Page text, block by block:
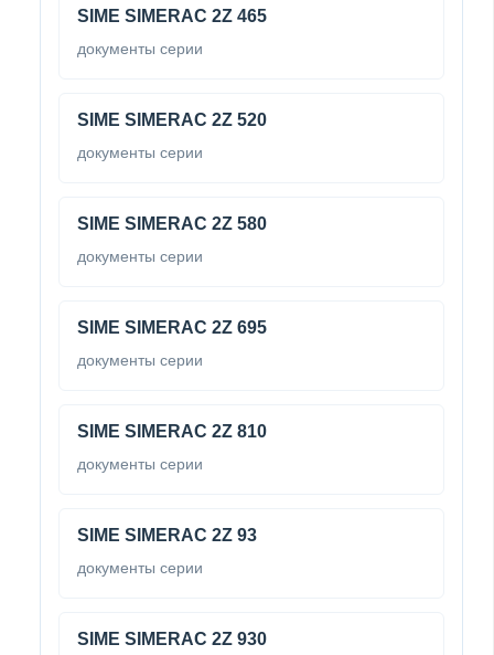
SIME SIMERAC 2Z 465
документы серии
SIME SIMERAC 2Z 520
документы серии
SIME SIMERAC 2Z 580
документы серии
SIME SIMERAC 2Z 695
документы серии
SIME SIMERAC 2Z 810
документы серии
SIME SIMERAC 2Z 93
документы серии
SIME SIMERAC 2Z 930